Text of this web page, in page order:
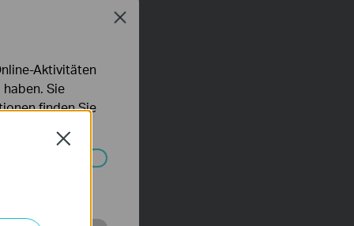
Close
Aktivitäten
Sie
finden Sie
nicht
Close